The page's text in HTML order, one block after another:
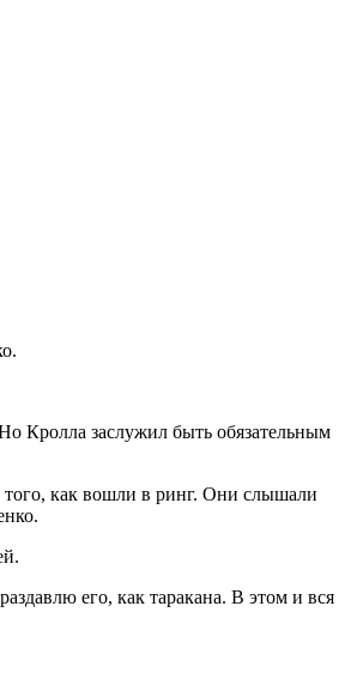
Кролла заслужил быть обязательным
как вошли в ринг. Они слышали
его, как таракана. В этом и вся